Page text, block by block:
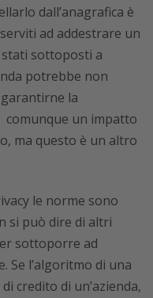
dall’anagrafica è
ad addestrare un
stati sottoposti a
potrebbe non
la
comunque un impatto
ma questo è un altro
le norme sono
si può dire di altri
sottoporre ad
Se l’algoritmo di una
credito di un’azienda,